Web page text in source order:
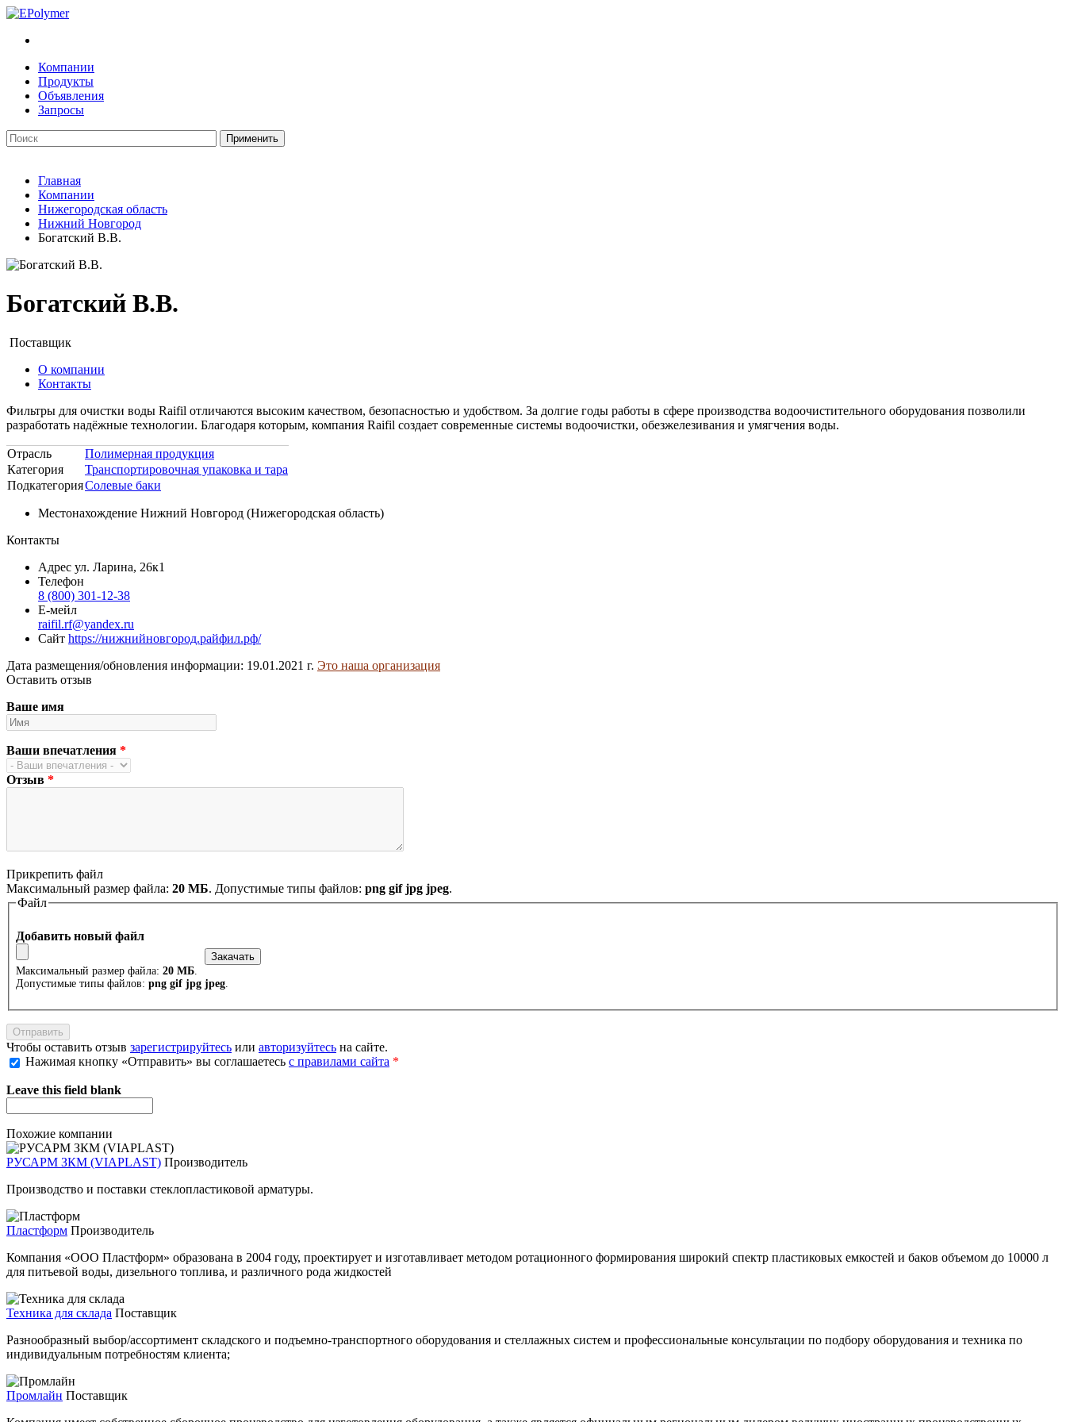
Компании
Продукты
Объявления
Запросы
Главная
Компании
Нижегородская область
Нижний Новгород
Богатский В.В.
Богатский В.В.
Поставщик
О компании
Контакты
Фильтры для очистки воды Raifil отличаются высоким качеством, безопасностью и удобством. За долгие годы работы в сфере производства водоочистительного оборудования позволили
разработать надёжные технологии. Благодаря которым, компания Raifil создает современные системы водоочистки, обезжелезивания и умягчения воды.
Отрасль
Полимерная продукция
Категория
Транспортировочная упаковка и тара
ПодкатегорияСолевые баки
Местонахождение Нижний Новгород (Нижегородская область)
Контакты
Адрес ул. Ларина, 26к1
Телефон
8 (800) 301-12-38
Е-мейл
raifil.rf@yandex.ru
Сайт https://нижнийновгород.райфил.рф/
Дата размещения/обновления информации: 19.01.2021 г. Это наша организация
Оставить отзыв
Ваше имя
Ваши впечатления *
Отзыв *
Прикрепить файл
Максимальный размер файла: 20 МБ. Допустимые типы файлов: png gif jpg jpeg.
Файл
Добавить новый файл
Максимальный размер файла: 20 МБ
Допустимые типы файлов: png gif jpg jpeg
Чтобы оставить отзыв зарегистрируйтесь или авторизуйтесь на сайте.
Нажимая кнопку «Отправить» вы соглашаетесь с правилами сайта *
Leave this field blank
Похожие компании
РУСАРМ ЗКМ (VIAPLAST) Производитель
Производство и поставки стеклопластиковой арматуры.
Пластформ Производитель
Компания «ООО Пластформ» образована в 2004 году, проектирует и изготавливает методом ротационного формирования широкий спектр пластиковых емкостей и баков объемом до 10000 л
для питьевой воды, дизельного топлива, и различного рода жидкостей
Техника для склада Поставщик
Разнообразный выбор/ассортимент складского и подъемно-транспортного оборудования и стеллажных систем и профессиональные консультации по подбору оборудования и техника по
индивидуальным потребностям клиента;
Промлайн Поставщик